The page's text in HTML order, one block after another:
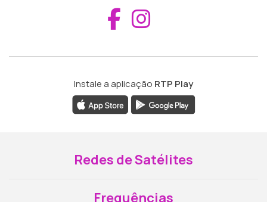
Aceder ao
Instale a aplicação RTP Play
Redes de Satélites
Frequências